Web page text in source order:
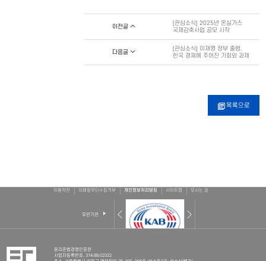
이전글
[관심소식] 2025년 온실가스
국제감축사업 공모 시작
다음글
[관심소식] 이재명 정부 출범,
한국 경제에 주어진 기회와 과제
목록으로
이용약관 이메일무단수집거부 개인정보처리방침 사이트맵 오시는 길
유관기관
윤리준법경영인증원
사업자등록번호. 314-88-02322